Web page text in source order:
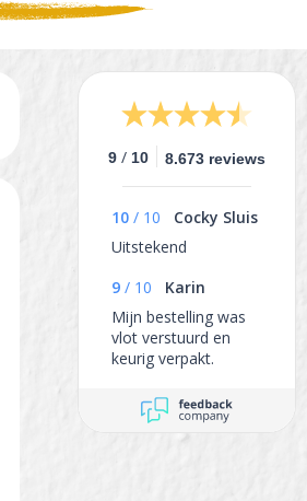
9 / 10 8.673 reviews
10 / 10
Cocky Sluis
Uitstekend
9 / 10
Karin
Mijn bestelling was
vlot verstuurd en
keurig verpakt.